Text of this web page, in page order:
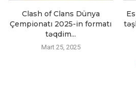
Clash of Clans Dünya
Çempionatı 2025-in formatı
təqdim...
Mart 25, 2025